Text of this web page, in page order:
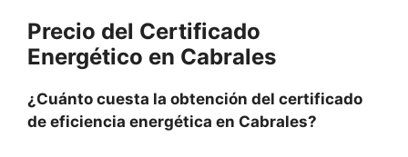
Precio del Certificado
Energético en Cabrales
¿Cuánto cuesta la obtención del certificado
de eficiencia energética en Cabrales?